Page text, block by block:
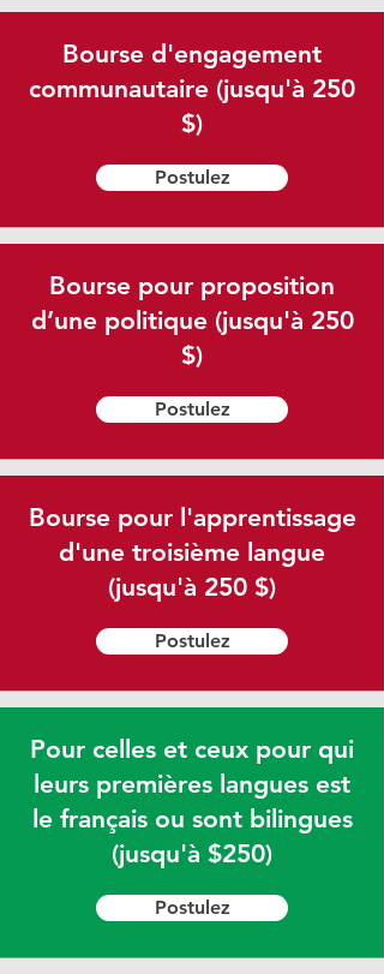
Bourse d'engagement
communautaire (jusqu'à 250
$)
Postulez
Bourse pour proposition
d’une politique (jusqu'à 250
$)
Postulez
Bourse pour l'apprentissage
d'une troisième langue
(jusqu'à 250 $)
Postulez
Pour celles et ceux pour qui
leurs premières langues est
le français ou sont bilingues
(jusqu'à $250)
Postulez